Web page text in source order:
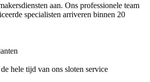
aan. Ons professionele team
specialisten arriveren binnen 20
hele tijd van ons sloten service